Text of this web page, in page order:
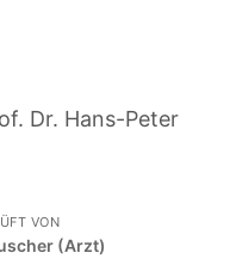
Dr. Hans-Peter
VON
(Arzt)